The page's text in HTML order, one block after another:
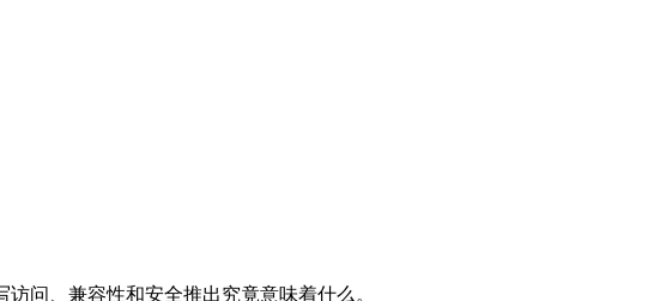
问、兼容性和安全推出究竟意味着什么。